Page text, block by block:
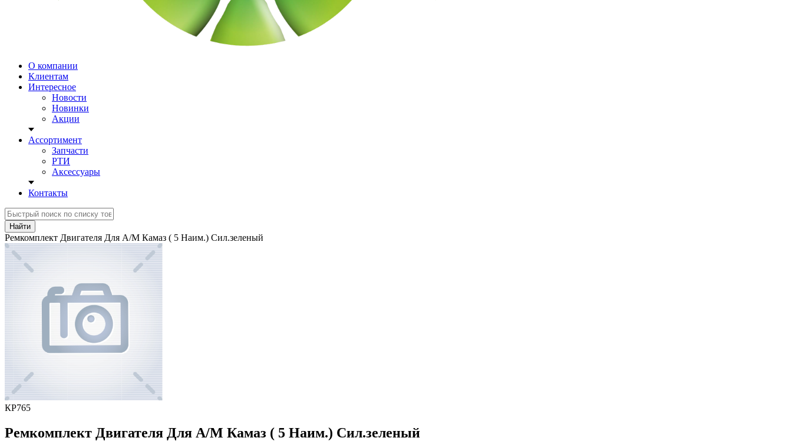
О компании
Клиентам
Интересное
Новости
Новинки
Акции
Ассортимент
Запчасти
РТИ
Аксессуары
Контакты
Найти
Ремкомплект Двигателя Для А/М Камаз ( 5 Наим.) Сил.зеленый
КР765
Ремкомплект Двигателя Для А/М Камаз ( 5 Наим.) Сил.зеленый